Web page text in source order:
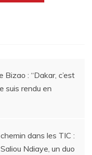
: “Dakar, c’est
suis rendu en
dans les TIC :
Ndiaye, un duo